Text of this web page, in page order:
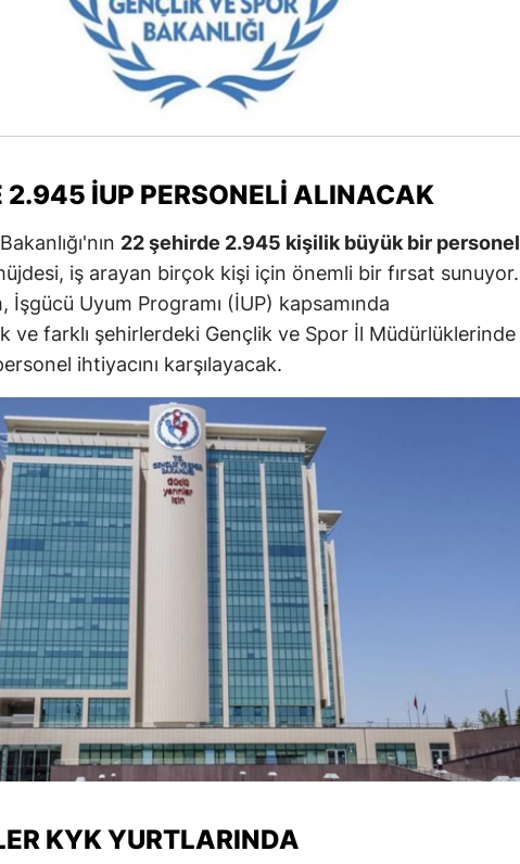
Konya
Kütahya
Malatya
Kahramanmaraş
Mardin
Muğla
Muş
Niğde
Ordu
Rize
Sakarya
Samsun
Siirt
Sinop
Sivas
Tekirdağ
Tokat
2.945 İUP PERSONELI ALINACAK
22 şehirde 2.945 kişilik büyük bir personel
iş arayan birçok kişi için önemli bir fırsat sunuyor.
İşgücü Uyum Programı (İUP) kapsamında
ve farklı şehirlerdeki Gençlik ve Spor İl Müdürlüklerinde
ihtiyacını karşılayacak.
KYK YURTLARINDA